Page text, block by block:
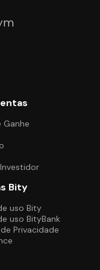
Ganhe
Bity
uso Bity
uso BityBank
Privacidade